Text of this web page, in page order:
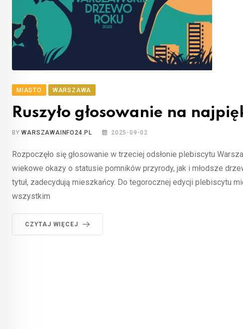
MIASTO WARSZAWA
Ruszyło głosowanie na
BYWARSZAWAINFO24.PL 2025-09-02
Rozpoczęło się głosowanie w trzeciej odsłonie plebiscytu
wiekowe okazy o statusie pomników przyrody, jak i młodsze
tytuł, zadecydują mieszkańcy. Do tegorocznej edycji plebiscytu
wszystkim
CZYTAJ WIĘCEJ